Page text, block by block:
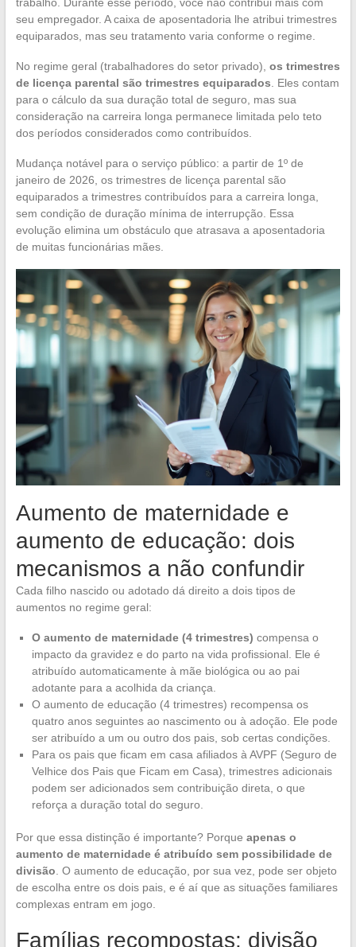
seu empregador. A caixa de aposentadoria lhe atribui trimestres
equiparados, mas seu tratamento varia conforme o regime.
No regime geral (trabalhadores do setor privado), os trimestres
de licença parental são trimestres equiparados . Eles contam
para o cálculo da sua duração total de seguro, mas sua
consideração na carreira longa permanece limitada pelo teto
dos períodos considerados como contribuídos.
Mudança notável para o serviço público: a partir de 1º de
janeiro de 2026, os trimestres de licença parental são
equiparados a trimestres contribuídos para a carreira longa,
sem condição de duração mínima de interrupção. Essa
evolução elimina um obstáculo que atrasava a aposentadoria
de muitas funcionárias mães.
Aumento de maternidade e
aumento de educação: dois
mecanismos a não confundir
Cada filho nascido ou adotado dá direito a dois tipos de
aumentos no regime geral:
O aumento de maternidade (4 trimestres) compensa o
impacto da gravidez e do parto na vida profissional. Ele é
atribuído automaticamente à mãe biológica ou ao pai
adotante para a acolhida da criança.
O aumento de educação (4 trimestres) recompensa os
quatro anos seguintes ao nascimento ou à adoção. Ele pode
ser atribuído a um ou outro dos pais, sob certas condições.
Para os pais que ficam em casa afiliados à AVPF (Seguro de
Velhice dos Pais que Ficam em Casa), trimestres adicionais
podem ser adicionados sem contribuição direta, o que
reforça a duração total do seguro.
Por que essa distinção é importante? Porque apenas o
aumento de maternidade é atribuído sem possibilidade de
divisão . O aumento de educação, por sua vez, pode ser objeto
de escolha entre os dois pais, e é aí que as situações familiares
complexas entram em jogo.
Famílias recompostas: divisão